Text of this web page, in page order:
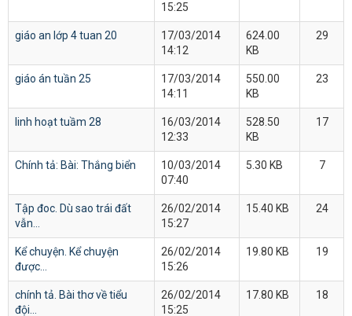
15:25
giáo an lớp 4 tuan 20
17/03/2014
14:12
624.00
KB
29
giáo án tuần 25
17/03/2014
14:11
550.00
KB
23
linh hoạt tuầm 28
16/03/2014
12:33
528.50
KB
17
Chính tả: Bài: Thắng biển
10/03/2014
07:40
5.30 KB 7
Tập đoc. Dù sao trái đất
vẫn...
26/02/2014
15:27
15.40 KB 24
Kể chuyện. Kể chuyện
được...
26/02/2014
15:26
19.80 KB 19
chính tả. Bài thơ về tiểu
đội...
26/02/2014
15:25
17.80 KB 18